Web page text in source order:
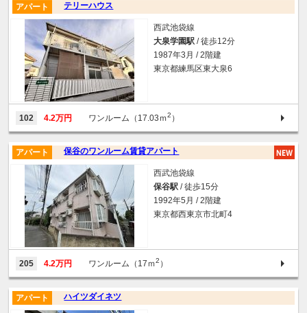
テリーハウス
アパート
西武池袋線
大泉学園駅 / 徒歩12分
1987年3月 / 2階建
東京都練馬区東大泉6
102 4.2万円 ワンルーム（17.03ｍ2 ）
保谷のワンルーム賃貸アパート
アパート
西武池袋線
保谷駅 / 徒歩15分
1992年5月 / 2階建
東京都西東京市北町4
205 4.2万円 ワンルーム（17ｍ2 ）
ハイツダイネツ
アパート